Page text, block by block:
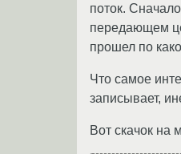
поток.
передающем
прошел по
Что самое
записывает,
Вот скачок на